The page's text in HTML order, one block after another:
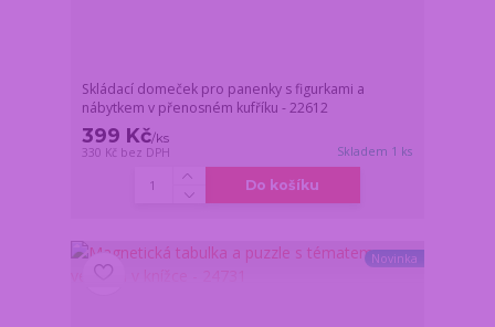
Skládací domeček pro panenky s figurkami a
nábytkem v přenosném kufříku - 22612
399 Kč/ks
330 Kč bez DPH Skladem 1 ks
Do košíku
Novinka